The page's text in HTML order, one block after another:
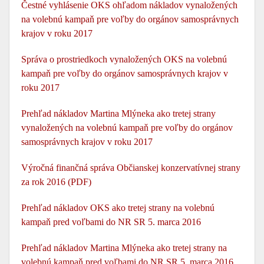
Čestné vyhlásenie OKS ohľadom nákladov vynaložených
na volebnú kampaň pre voľby do orgánov samosprávnych
krajov v roku 2017
Správa o prostriedkoch vynaložených OKS na volebnú
kampaň pre voľby do orgánov samosprávnych krajov v
roku 2017
Prehľad nákladov Martina Mlýneka ako tretej strany
vynaložených na volebnú kampaň pre voľby do orgánov
samosprávnych krajov v roku 2017
Výročná finančná správa Občianskej konzervatívnej strany
za rok 2016 (PDF)
Prehľad nákladov OKS ako tretej strany na volebnú
kampaň pred voľbami do NR SR 5. marca 2016
Prehľad nákladov Martina Mlýneka ako tretej strany na
volebnú kampaň pred voľbami do NR SR 5. marca 2016